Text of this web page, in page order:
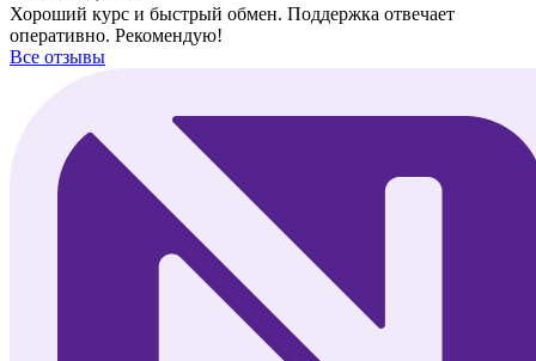
Хороший курс и быстрый обмен. Поддержка отвечает
оперативно. Рекомендую!
Все отзывы